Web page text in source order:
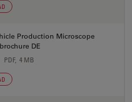
Production Microscope
DE
PDF, 4 MB